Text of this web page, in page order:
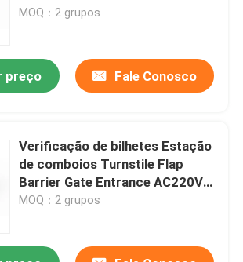
MOQ：2 grupos
preço Fale Conosco
Verificação de bilhetes Estação
de comboios Turnstile Flap
Barrier Gate Entrance AC220V
50Hz
MOQ：2 grupos